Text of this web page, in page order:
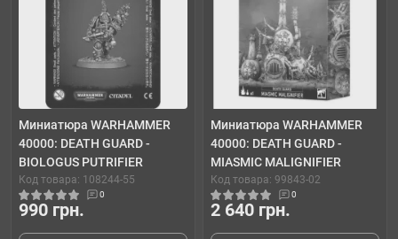
Миниатюра WARHAMMER
40000: DEATH GUARD -
BIOLOGUS PUTRIFIER
Код товара: 108244-55
0
990 грн.
Миниатюра WARHAMMER
40000: DEATH GUARD -
MIASMIC MALIGNIFIER
Код товара: 99843-02
0
2 640 грн.